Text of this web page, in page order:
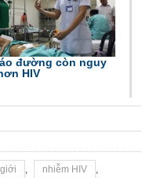
đường còn nguy
HIV
, nhiễm HIV ,